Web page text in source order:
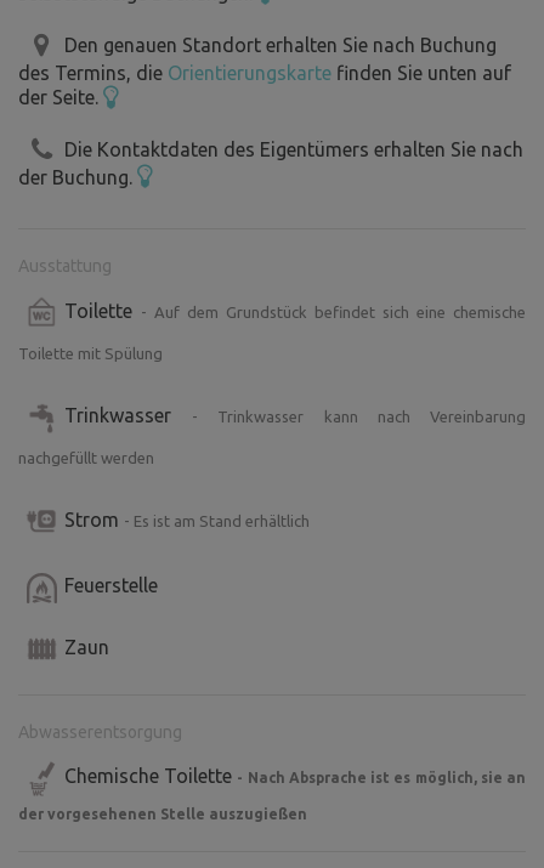
Den genauen Standort erhalten Sie nach Buchung
des Termins, die Orientierungskarte finden Sie unten auf
der Seite.
Die Kontaktdaten des Eigentümers erhalten Sie nach
der Buchung.
Ausstattung
Toilette - Auf dem Grundstück befindet sich eine chemische
Toilette mit Spülung
Trinkwasser - Trinkwasser kann nach Vereinbarung
nachgefüllt werden
Strom - Es ist am Stand erhältlich
Feuerstelle
Zaun
Abwasserentsorgung
Chemische Toilette - Nach Absprache ist es möglich, sie an
der vorgesehenen Stelle auszugießen